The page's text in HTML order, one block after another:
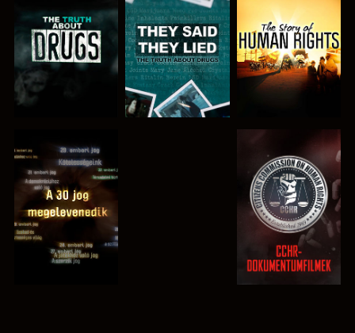
MŰSORNÉZÉS MŰSORNÉZÉS
MŰSORNÉZÉS MŰSORNÉZÉS